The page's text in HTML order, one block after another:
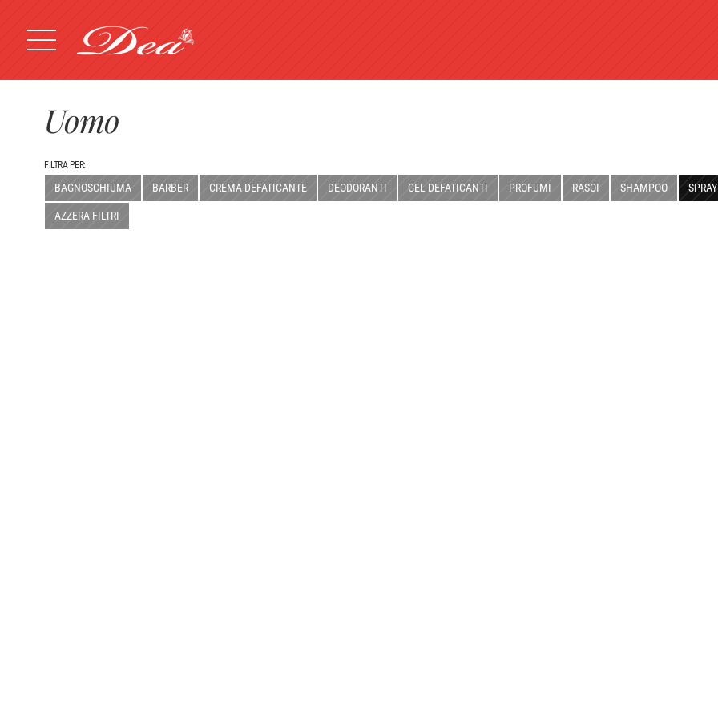
Uomo
FILTRA PER:
BAGNOSCHIUMA BARBER CREMA DEFATICANTE DEODORANTI GEL DEFATICANTI PROFUMI RASOI SHAMPOO
AZZERA FILTRI